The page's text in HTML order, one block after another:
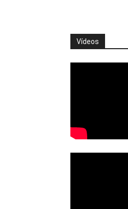
Vídeos